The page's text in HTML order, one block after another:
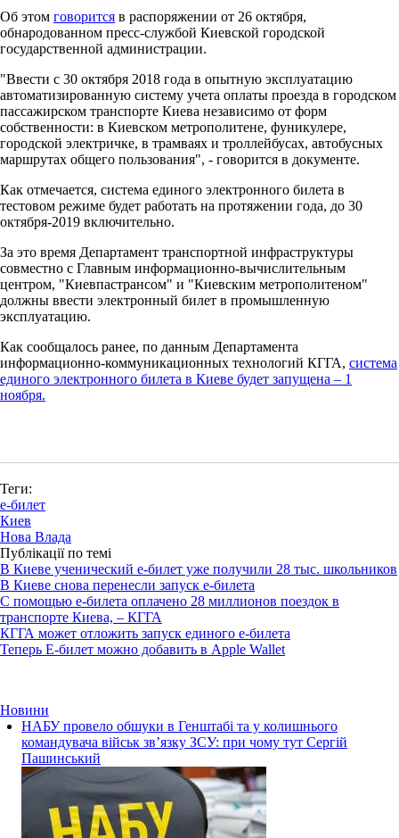
Об этом говорится в распоряжении от 26 октября,
обнародованном пресс-службой Киевской городской
государственной администрации.
"Ввести с 30 октября 2018 года в опытную эксплуатацию
автоматизированную систему учета оплаты проезда в городском
пассажирском транспорте Киева независимо от форм
собственности: в Киевском метрополитене, фуникулере,
городской электричке, в трамваях и троллейбусах, автобусных
маршрутах общего пользования", - говорится в документе.
Как отмечается, система единого электронного билета в
тестовом режиме будет работать на протяжении года, до 30
октября-2019 включительно.
За это время Департамент транспортной инфраструктуры
совместно с Главным информационно-вычислительным
центром, "Киевпастрансом" и "Киевским метрополитеном"
должны ввести электронный билет в промышленную
эксплуатацию.
Как сообщалось ранее, по данным Департамента
информационно-коммуникационных технологий КГГА, система
единого электронного билета в Киеве будет запущена – 1
ноября.
Теги:
е-билет
Киев
Нова Влада
Публікації по темі
В Киеве ученический e-билет уже получили 28 тыс. школьников
В Киеве снова перенесли запуск е-билета
С помощью е-билета оплачено 28 миллионов поездок в
транспорте Киева, – КГГА
КГГА может отложить запуск единого е-билета
Теперь Е-билет можно добавить в Apple Wallet
Новини
НАБУ провело обшуки в Генштабі та у колишнього
командувача військ зв’язку ЗСУ: при чому тут Сергій
Пашинський